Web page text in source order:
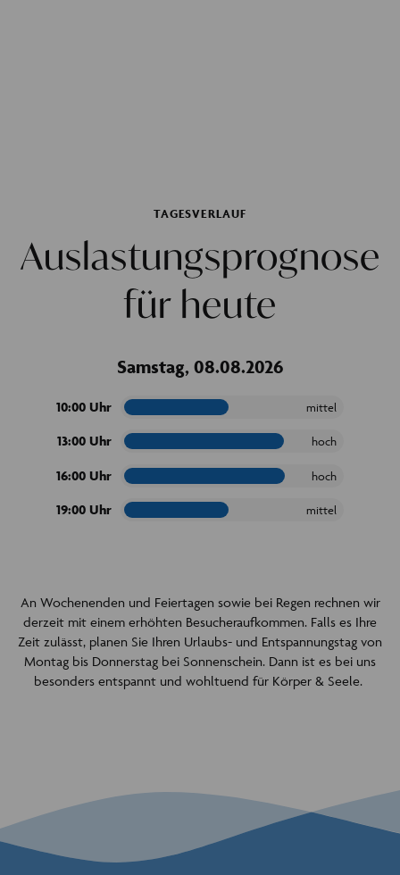
TAGESVERLAUF
Auslastungsprognose
für heute
Samstag, 08.08.2026
10:00 Uhr mittel
13:00 Uhr hoch
16:00 Uhr hoch
19:00 Uhr mittel
An Wochenenden und Feiertagen sowie bei Regen rechnen wir
derzeit mit einem erhöhten Besucheraufkommen. Falls es Ihre
Zeit zulässt, planen Sie Ihren Urlaubs- und Entspannungstag von
Montag bis Donnerstag bei Sonnenschein. Dann ist es bei uns
besonders entspannt und wohltuend für Körper & Seele.